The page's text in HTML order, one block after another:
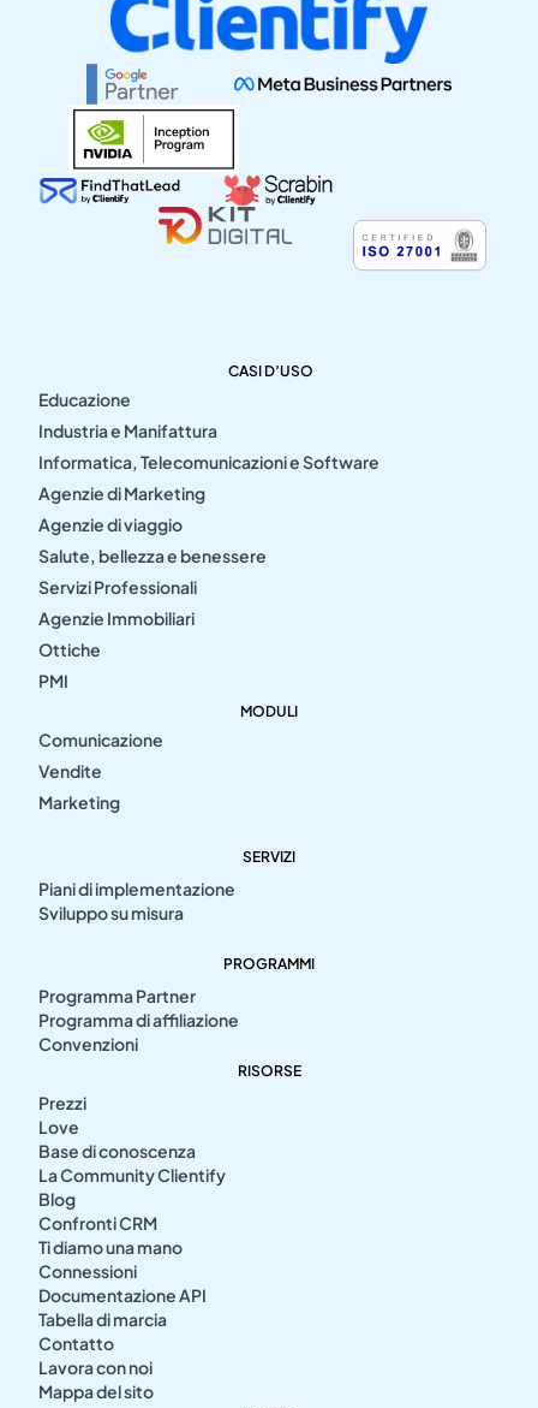
CASI D’USO
Educazione
Industria e Manifattura
Informatica, Telecomunicazioni e Software
Agenzie di Marketing
Agenzie di viaggio
Salute, bellezza e benessere
Servizi Professionali
Agenzie Immobiliari
Ottiche
PMI
MODULI
Comunicazione
Vendite
Marketing
SERVIZI
Piani di implementazione
Sviluppo su misura
PROGRAMMI
Programma Partner
Programma di affiliazione
Convenzioni
RISORSE
Prezzi
Love
Base di conoscenza
La Community Clientify
Blog
Confronti CRM
Ti diamo una mano
Connessioni
Documentazione API
Tabella di marcia
Contatto
Lavora con noi
Mappa del sito